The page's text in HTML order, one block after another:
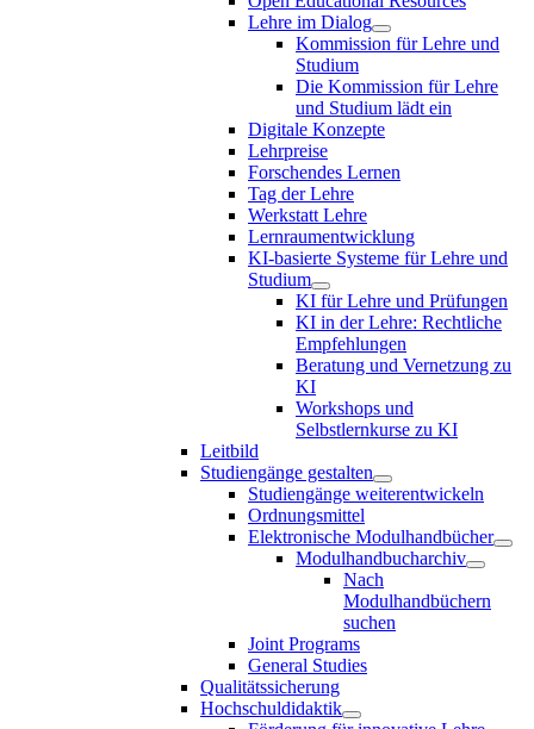
Lehre im Dialog
Kommission für Lehre und
Studium
Die Kommission für Lehre
und Studium lädt ein
Digitale Konzepte
Lehrpreise
Forschendes Lernen
Tag der Lehre
Werkstatt Lehre
Lernraumentwicklung
KI-basierte Systeme für Lehre und
Studium
KI für Lehre und Prüfungen
KI in der Lehre: Rechtliche
Empfehlungen
Beratung und Vernetzung zu
KI
Workshops und
Selbstlernkurse zu KI
Leitbild
Studiengänge gestalten
Studiengänge weiterentwickeln
Ordnungsmittel
Elektronische Modulhandbücher
Modulhandbucharchiv
Nach
Modulhandbüchern
suchen
Joint Programs
General Studies
Qualitätssicherung
Hochschuldidaktik